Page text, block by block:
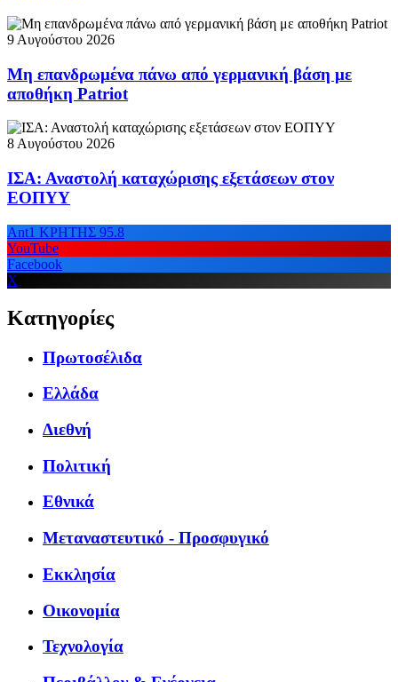
9 Αυγούστου 2026
Μη επανδρωμένα πάνω από γερμανική βάση με
αποθήκη Patriot
8 Αυγούστου 2026
ΙΣΑ: Αναστολή καταχώρισης εξετάσεων στον
ΕΟΠΥΥ
Ant1 ΚΡΗΤΗΣ 95.8
YouTube
Facebook
X
Κατηγορίες
Πρωτοσέλιδα
Ελλάδα
Διεθνή
Πολιτική
Εθνικά
Μεταναστευτικό - Προσφυγικό
Εκκλησία
Οικονομία
Τεχνολογία